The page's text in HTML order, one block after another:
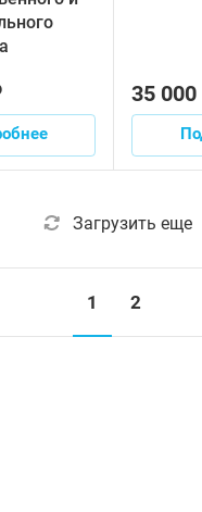
35
Загрузить еще
1 2